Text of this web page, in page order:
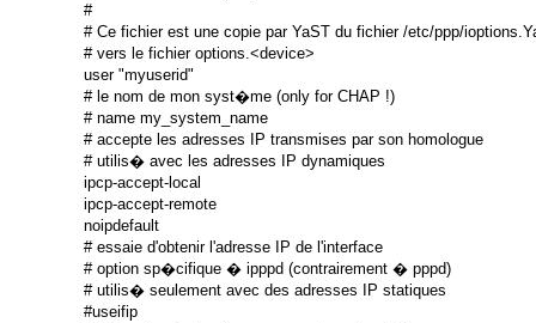
#
# Ce fichier est une copie par YaST du fichier /etc/ppp/
# vers le fichier options.<device>
user "myuserid"
# le nom de mon syst�me (only for CHAP !)
# name my_system_name
# accepte les adresses IP transmises par son homologue
# utilis� avec les adresses IP dynamiques
ipcp-accept-local
ipcp-accept-remote
noipdefault
# essaie d'obtenir l'adresse IP de l'interface
# option sp�cifique � ipppd (contrairement � pppd)
# utilis� seulement avec des adresses IP statiques
#useifip